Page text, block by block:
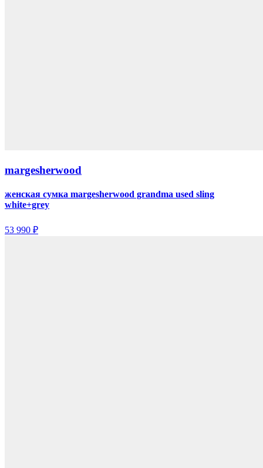
margesherwood
женская сумка margesherwood grandma used sling
white+grey
53 990 ₽